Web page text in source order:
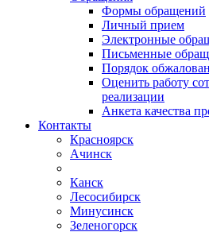
Формы обращений
Личный прием
Электронные
Письменные
Порядок
Оценить работу
реализации
Анкета качества
Контакты
Красноярск
Ачинск
Канск
Лесосибирск
Минусинск
Зеленогорск